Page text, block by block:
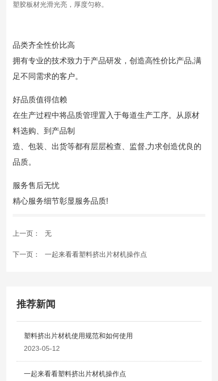
塑胶板材光滑光亮，厚度匀称。
品类齐全性价比高
拥有专业的技术致力于产品研发，创造高性价比产品,满
足不同需求的客户。
好品质值得信赖
在生产过程中将品质管理置入于每道生产工序。从原材
料选购、到产品制
造、包装、出货等都有层层检查、监督,力求创造优良的
品质。
服务售后无忧
精心服务细节彰显服务品质!
上一页： 无
下一页： 一起来看看塑料挤出片材机操作点
推荐新闻
塑料挤出片材机使用规范和如何使用
2023-05-12
一起来看看塑料挤出片材机操作点